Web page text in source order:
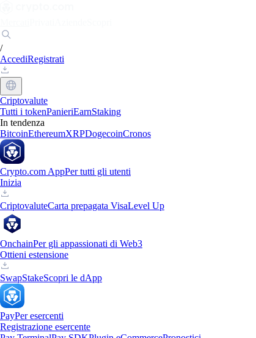
/
AccediRegistrati
Criptovalute
Tutti i tokenPanieriEarnStaking
In tendenza
BitcoinEthereumXRPDogecoinCronos
Crypto.com AppPer tutti gli utenti
Inizia
CriptovaluteCarta prepagata VisaLevel Up
OnchainPer gli appassionati di Web3
Ottieni estensione
SwapStakeScopri le dApp
PayPer esercenti
Registrazione esercente